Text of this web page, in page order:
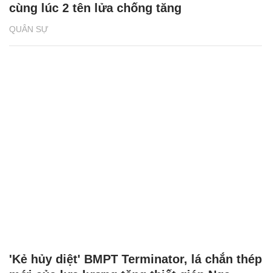
QUÂN SỰ
cùng lúc 2 tên lửa chống tăng
'Kẻ hủy diệt' BMPT Terminator, lá chắn thép